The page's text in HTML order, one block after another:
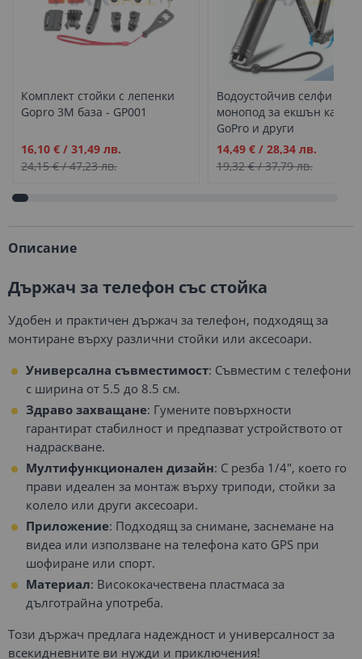
Комплект стойки с лепенки
Gopro 3M база - GP001
Промо
цена
16,10 € / 31,49 лв.
24,15 €/47,23 лв.
Водоустойчив селфи стик
монопод за екшън
GoPro и други
Промо
цена
14,49 €/ 28,34 лв.
19,32 €/37,79 лв.
Описание
Държач за телефон със стойка
Удобен и практичен държач за телефон, подходящ за
монтиране върху различни стойки или аксесоари.
Универсална съвместимост: Съвместим с телефони
с ширина от 5.5 до 8.5 см.
Здраво захващане: Гумените повърхности
гарантират стабилност и предпазват устройството от
надраскване.
Мултифункционален дизайн: С резба 1/4", което го
прави идеален за монтаж върху триподи, стойки за
колело или други аксесоари.
Приложение: Подходящ за снимане, заснемане на
видеа или използване на телефона като GPS при
шофиране или спорт.
Материал: Висококачествена пластмаса за
дълготрайна употреба.
Този държач предлага надеждност и универсалност за
всекидневните ви нужди и приключения!